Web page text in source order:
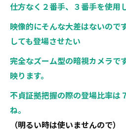
仕方なく２番手、３番手を使用
映像的にそんな大差はないので
しても登場させたい
完全なズーム型の暗視カメラで
映ります。
不貞証拠把握の際の登場比率は
ね。
（明るい時は使いませんので）